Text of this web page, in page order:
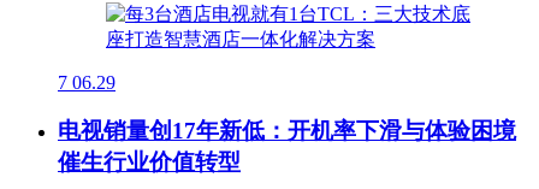
7 06.29
电视销量创17年新低：开机率下滑与体验困境
催生行业价值转型